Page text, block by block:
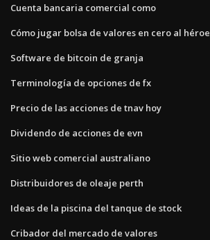
Cuenta bancaria comercial como
Cómo jugar bolsa de valores en cero al héroe
Software de bitcoin de granja
Terminología de opciones de fx
Precio de las acciones de tnav hoy
Dividendo de acciones de evn
Sitio web comercial australiano
Distribuidores de oleaje perth
Ideas de la piscina del tanque de stock
Cribador del mercado de valores